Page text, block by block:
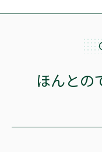
ほんとの